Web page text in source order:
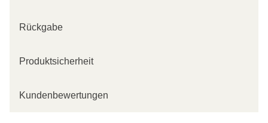
Rückgabe
Produktsicherheit
Kundenbewertungen